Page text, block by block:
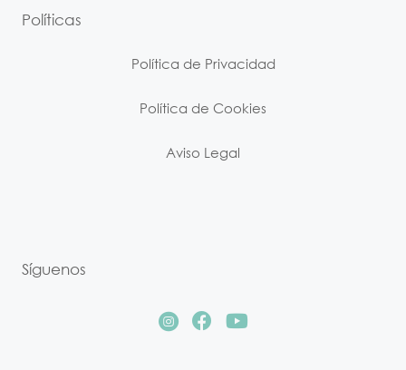
Políticas
Política de Privacidad
Política de Cookies
Aviso Legal
Síguenos